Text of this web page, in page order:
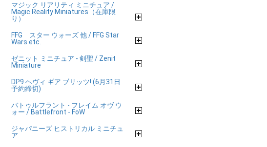
マジック リアリティ ミニチュア /
Magic Reality Miniatures（在庫限
り）
FFG スター ウォーズ 他 / FFG Star
Wars etc.
ゼニット ミニチュア - 剣聖 / Zenit
Miniature
DP9 ヘヴィ ギア ブリッツ! (6月31日
予約締切)
バトゥルフラント - フレイム オヴ ウ
ォー / Battlefront - FoW
ジャパニーズ ヒストリカル ミニチュ
ア